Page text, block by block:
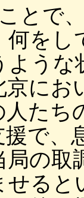
とで
何を
よう
京に
たち
で、
局の取
せる